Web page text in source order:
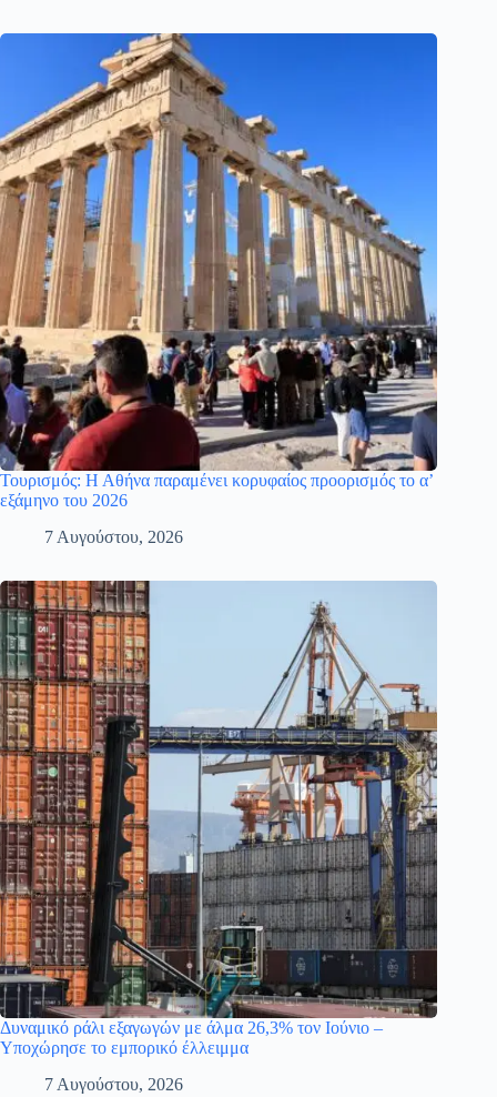
Τουρισμός: Η Αθήνα παραμένει κορυφαίος προορισμός το α’
εξάμηνο του 2026
7 Αυγούστου, 2026
Δυναμικό ράλι εξαγωγών με άλμα 26,3% τον Ιούνιο –
Υποχώρησε το εμπορικό έλλειμμα
7 Αυγούστου, 2026